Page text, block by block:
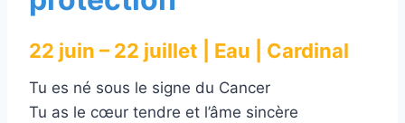
22 juin – 22 juillet | Eau | Cardinal
Tu es né sous le signe du Cancer
Tu as le cœur tendre et l’âme sincère